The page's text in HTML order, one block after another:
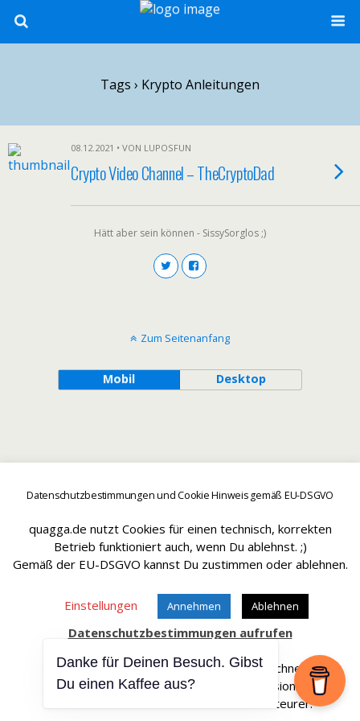
Tags › Krypto Anleitungen
08.12.2021 • VON LUPOSFUN
Crypto Video Channel – TheCryptoDad
Hätt aber sein können - SissySorglos ;)
Datenschutzbestimmungen und Cookie Hinweis gemäß EU-DSGVO
quagga.de nutzt Cookies für einen technisch, korrekten
Betrieb funktioniert auch, wenn Du ablehnst. ;)
Gemäß der EU-DSGVO kannst Du zustimmen oder ablehnen.
Einstellungen Annehmen Ablehnen
Datenschutzbestimmungen aufrufen
Affiliate Links sind mit einem * gekennteichnet.
Wir erhalten bei einem Kauf eine Provision.
Die Artikel werden für Dich dadurch nicht teurer.
Zum Seitenanfang
Mobil Desktop
Danke für Deinen Besuch. Gibst
Du einen Kaffee aus?